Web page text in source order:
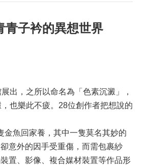
子衿的異想世界
出，之所以命名為「色素沉澱」，
也樂此不疲。28位創作者把想說的
金魚回家養，其中一隻莫名其妙的
意外的因手受重傷，而需包裹紗
置、影像、複合媒材裝置等作品形